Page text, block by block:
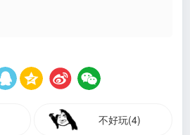
不好玩(4)